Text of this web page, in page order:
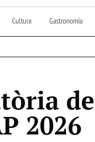
Cultura Gastronomia
2026